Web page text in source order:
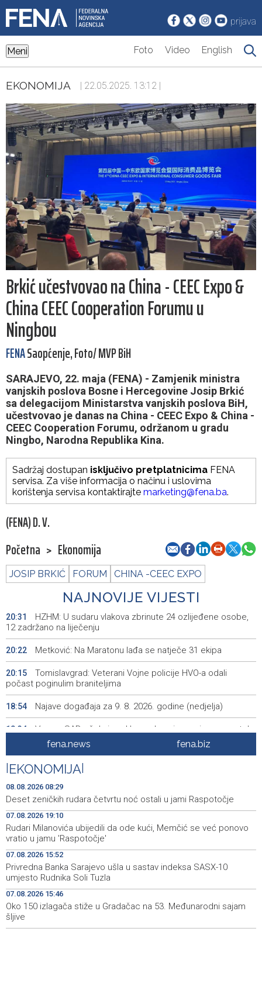
prijava
Meni Foto Video English
EKONOMIJA | 22.05.2025. 13:12 |
Brkić učestvovao na China - CEEC Expo &
China CEEC Cooperation Forumu u
Ningbou
FENASaopćenje, Foto/ MVP BiH
SARAJEVO, 22. maja (FENA) - Zamjenik ministra
vanjskih poslova Bosne i Hercegovine Josip Brkić
sa delegacijom Ministarstva vanjskih poslova BiH,
učestvovao je danas na China - CEEC Expo & China -
CEEC Cooperation Forumu, održanom u gradu
Ningbo, Narodna Republika Kina.
Sadržaj dostupan isključivo pretplatnicima FENA
servisa. Za više informacija o načinu i uslovima
korištenja servisa kontaktirajte marketing@fena.ba.
(FENA) D. V.
Početna > Ekonomija
JOSIP BRKIĆ FORUM CHINA -CEEC EXPO
NAJNOVIJE VIJESTI
20:31
HZHM: U sudaru vlakova zbrinute 24 ozlijeđene osobe,
12 zadržano na liječenju
20:22 Metković: Na Maratonu lađa se natječe 31 ekipa
20:15
Tomislavgrad: Veterani Vojne policije HVO-a odali
počast poginulim braniteljima
18:54 Najave događaja za 9. 8. 2026. godine (nedjelja)
18:34
Vance: SAD očekuje od Irana da osigura siguran protok
nafte kroz Hormuški moreuz
18:21
Iranski šef sigurnosti: Hormuški moreuz će ostati
zatvoren dok SAD ne ispuni zahtjeve Teherana
18:09
Iran 'vrlo blizu' dogovora s Omanom o novoj Hormuškoj
18:05
Koncertom Marije Šerifović večeras se zatvara
manifestacija 'Dani dijaspore Travnik 2026'
17:26
Kod mosta Brčko - Gunja pronađene kosti, vještaci
sudske medicine utvrđuju porijeklo
17:15
'Pekijada' u Varešu okupila 37 ekipa iz četiri države
regiona
fena.news fena.biz
EKONOMIJA
08.08.2026 08:29
Deset zeničkih rudara četvrtu noć ostali u jami Raspotočje
07.08.2026 19:10
Rudari Milanovića ubijedili da ode kući, Memčić se već ponovo
vratio u jamu 'Raspotočje'
07.08.2026 15:52
Privredna Banka Sarajevo ušla u sastav indeksa SASX-10
umjesto Rudnika Soli Tuzla
07.08.2026 15:46
Oko 150 izlagača stiže u Gradačac na 53. Međunarodni sajam
šljive